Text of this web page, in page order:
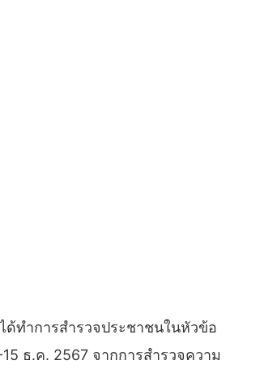
ด้ทำการสำรวจประชาชนในหัวข้อ
ธ.ค. 2567 จากการสำรวจความ